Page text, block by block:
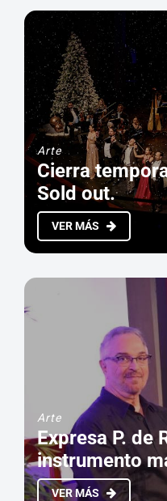
Arte
Cierra
Sold out.
VER MÁS
Arte
Expresa P. de
instrumento
VER MÁS